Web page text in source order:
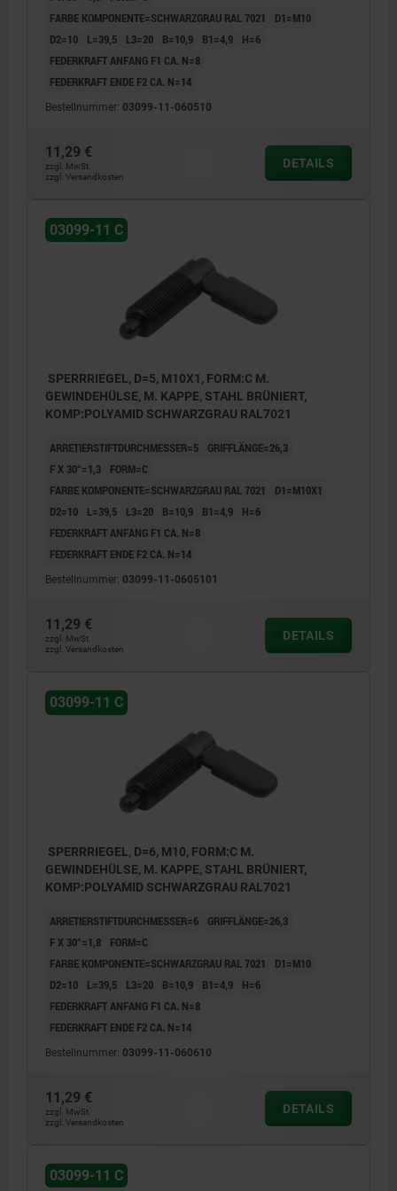
FARBE KOMPONENTE=SCHWARZGRAU RAL 7021
D1=M10
D2=10
L=39,5 L3=20 B=10,9 B1=4,9
H=6
FEDERKRAFT ANFANG F1 CA. N=8
FEDERKRAFT ENDE F2 CA. N=14
Bestellnummer: 03099-11-060510
11,29 €
zzgl. MwSt.
zzgl. Versandkosten
DETAILS
03099-11 C
SPERRRIEGEL, D=5, M10X1, FORM:C M.
GEWINDEHÜLSE, M. KAPPE, STAHL BRÜNIERT,
KOMP:POLYAMID SCHWARZGRAU RAL7021
ARRETIERSTIFTDURCHMESSER=5
GRIFFLÄNGE=26,3
F X 30°=1,3
FORM=C
FARBE KOMPONENTE=SCHWARZGRAU RAL 7021
D1=M10X1
D2=10
L=39,5 L3=20 B=10,9 B1=4,9
H=6
FEDERKRAFT ANFANG F1 CA. N=8
FEDERKRAFT ENDE F2 CA. N=14
Bestellnummer: 03099-11-0605101
11,29 €
zzgl. MwSt.
zzgl. Versandkosten
DETAILS
03099-11 C
SPERRRIEGEL, D=6, M10, FORM:C M.
GEWINDEHÜLSE, M. KAPPE, STAHL BRÜNIERT,
KOMP:POLYAMID SCHWARZGRAU RAL7021
ARRETIERSTIFTDURCHMESSER=6
GRIFFLÄNGE=26,3
F X 30°=1,8
FORM=C
FARBE KOMPONENTE=SCHWARZGRAU RAL 7021
D1=M10
D2=10
L=39,5 L3=20 B=10,9 B1=4,9
H=6
FEDERKRAFT ANFANG F1 CA. N=8
FEDERKRAFT ENDE F2 CA. N=14
Bestellnummer: 03099-11-060610
11,29 €
zzgl. MwSt.
zzgl. Versandkosten
DETAILS
03099-11 C